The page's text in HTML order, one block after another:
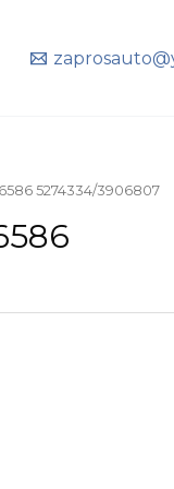
5274334/3906807